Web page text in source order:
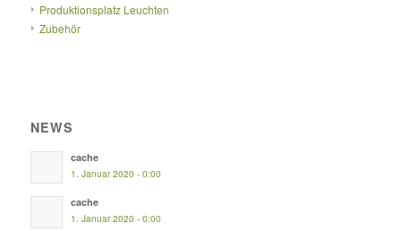
Produktionsplatz Leuchten
Zubehör
NEWS
cache
1. Januar 2020 - 0:00
cache
1. Januar 2020 - 0:00